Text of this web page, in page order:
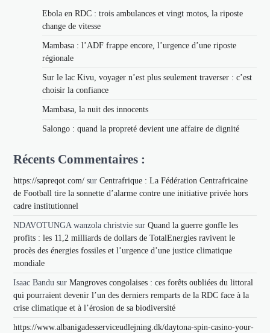
Ebola en RDC : trois ambulances et vingt motos, la riposte
change de vitesse
Mambasa : l’ADF frappe encore, l’urgence d’une riposte
régionale
Sur le lac Kivu, voyager n’est plus seulement traverser : c’est
choisir la confiance
Mambasa, la nuit des innocents
Salongo : quand la propreté devient une affaire de dignité
Récents Commentaires :
https://sapreqot.com/ surCentrafrique : La Fédération Centrafricaine
de Football tire la sonnette d’alarme contre une initiative privée hors
cadre institutionnel
NDAVOTUNGA wanzola christvie surQuand la guerre gonfle les
profits : les 11,2 milliards de dollars de TotalEnergies ravivent le
procès des énergies fossiles et l’urgence d’une justice climatique
mondiale
Isaac Bandu surMangroves congolaises : ces forêts oubliées du littoral
qui pourraient devenir l’un des derniers remparts de la RDC face à la
crise climatique et à l’érosion de sa biodiversité
https://www.albanigadesserviceudlejning.dk/daytona-spin-casino-your-